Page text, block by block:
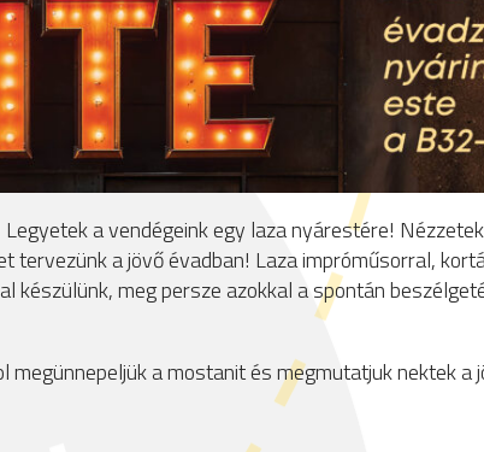
a vendégeink egy laza nyárestére!
tervezünk a jövő évadban! Laza impróműsorral,
meg persze azokkal a spontán
a mostanit és megmutatjuk nektek a